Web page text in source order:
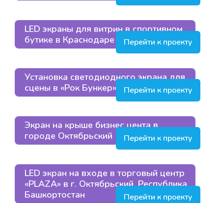
LED экраны для витрин в спортивном
бутике в Краснодаре
Перейти к проекту
Установка светодиодного экрана для
сцены в «Рок Бункер» в МосквеПерейти к проекту
Экран на крыше бизнес цента в
городе Октябрьский
Перейти к проекту
LED экран на входе в торговый центр
«PLAZA» в г. Октябрьский, Республика
Башкортостан
Перейти к проекту